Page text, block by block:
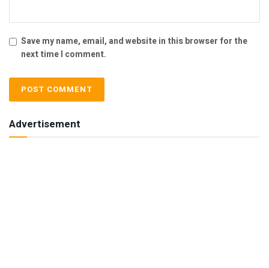
Save my name, email, and website in this browser for the
next time I comment.
Advertisement